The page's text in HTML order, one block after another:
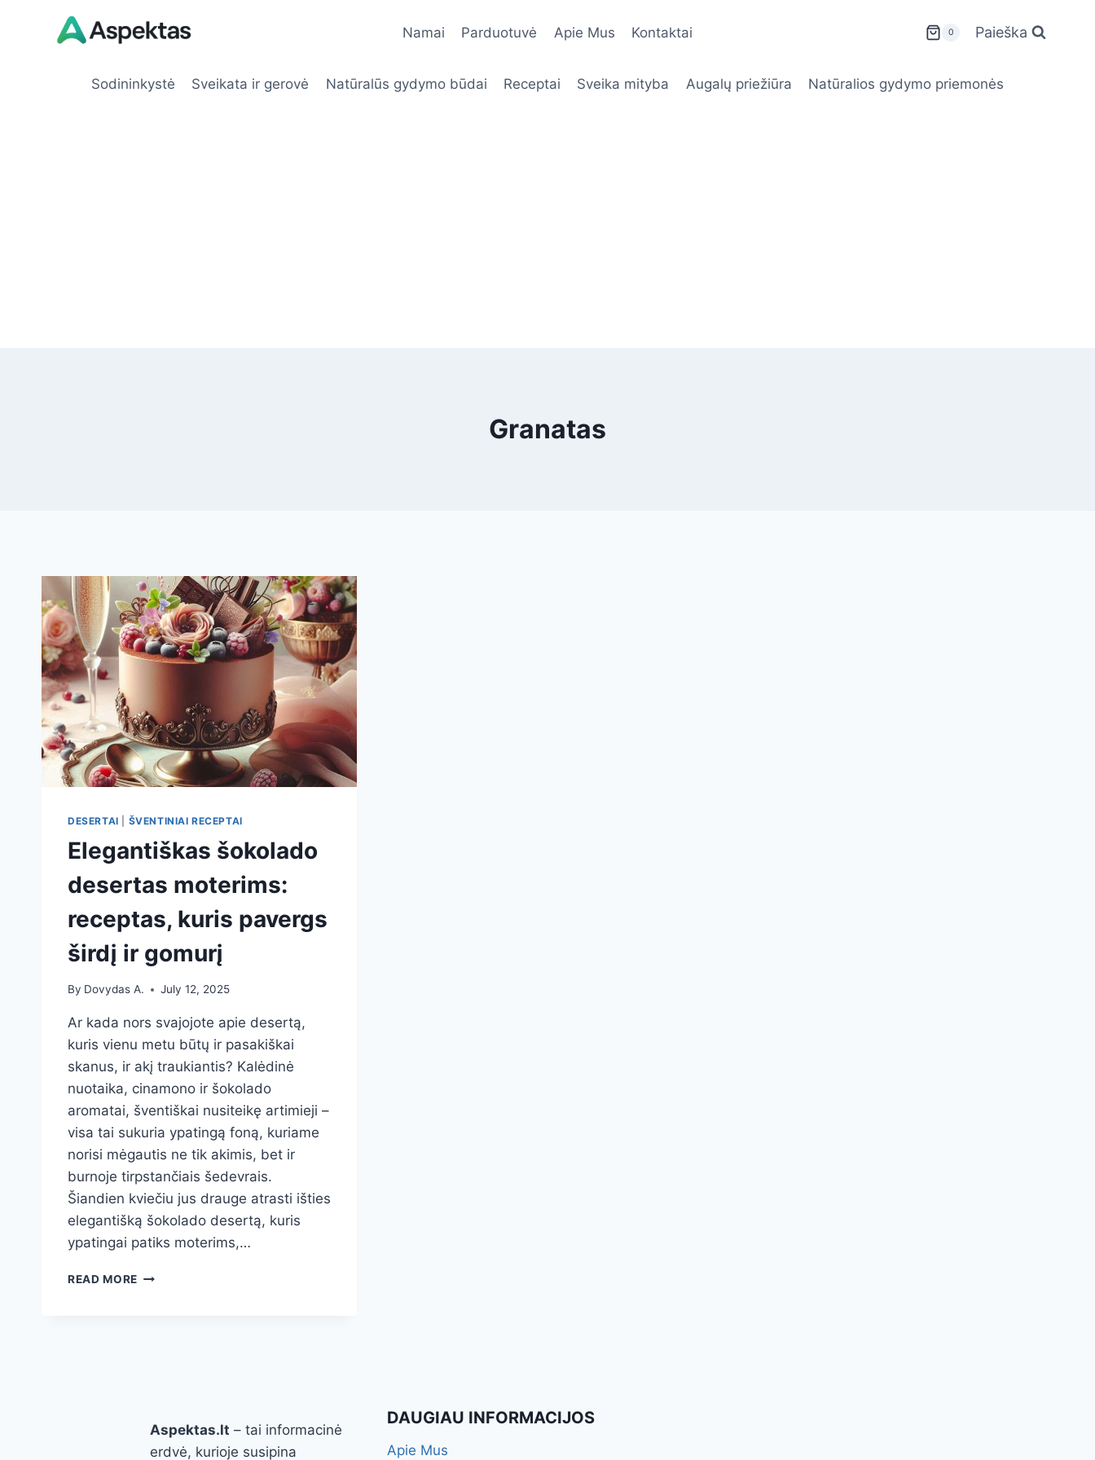
Namai Parduotuvė Apie Mus Kontaktai 0 Paieška
Sodininkystė Sveikata ir gerovė Natūralūs gydymo būdai Receptai Sveika mityba Augalų priežiūra Natūralios gydymo priemonės
Granatas
DESERTAI ŠVENTINIAI RECEPTAI
Elegantiškas šokolado
desertas moterims:
receptas, kuris pavergs
širdį ir gomurį
By Dovydas A. July 12, 2025
Ar kada nors svajojote apie desertą,
kuris vienu metu būtų ir pasakiškai
skanus, ir akį traukiantis? Kalėdinė
nuotaika, cinamono ir šokolado
aromatai, šventiškai nusiteikę artimieji –
visa tai sukuria ypatingą foną, kuriame
norisi mėgautis ne tik akimis, bet ir
burnoje tirpstančiais šedevrais.
Šiandien kviečiu jus drauge atrasti išties
elegantišką šokolado desertą, kuris
ypatingai patiks moterims,…
READ MORE ELEGANTIŠKAS
GOMURĮ
Aspektas.lt – tai informacinė
erdvė, kurioje susipina
DAUGIAU INFORMACIJOS
Apie Mus